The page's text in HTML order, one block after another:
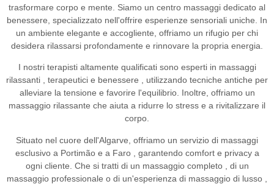
trasformare corpo e mente. Siamo un centro massaggi dedicato al
benessere, specializzato nell'offrire esperienze sensoriali uniche. In
un ambiente elegante e accogliente, offriamo un rifugio per chi
desidera rilassarsi profondamente e rinnovare la propria energia.
I nostri terapisti altamente qualificati sono esperti in massaggi
rilassanti , terapeutici e benessere , utilizzando tecniche antiche per
alleviare la tensione e favorire l'equilibrio. Inoltre, offriamo un
massaggio rilassante che aiuta a ridurre lo stress e a rivitalizzare il
corpo.
Situato nel cuore dell'Algarve, offriamo un servizio di massaggi
esclusivo a Portimãoe a Faro, garantendo comfort e privacy a
ogni cliente. Che si tratti di un massaggio completo, di un
massaggio professionale o di un'esperienza di massaggio di lusso